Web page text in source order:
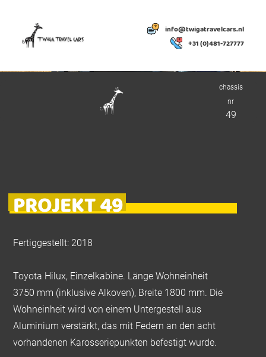
info@twigatravelcars.nl
+31 (0)481-727777
chassis
nr
49
PROJEKT 49
Fertiggestellt: 2018
Toyota Hilux, Einzelkabine. Länge Wohneinheit
3750 mm (inklusive Alkoven), Breite 1800 mm. Die
Wohneinheit wird von einem Untergestell aus
Aluminium verstärkt, das mit Federn an den acht
vorhandenen Karosseriepunkten befestigt wurde.